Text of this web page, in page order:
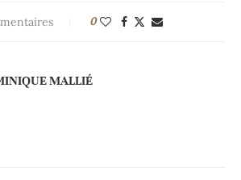
0
MALLIÉ